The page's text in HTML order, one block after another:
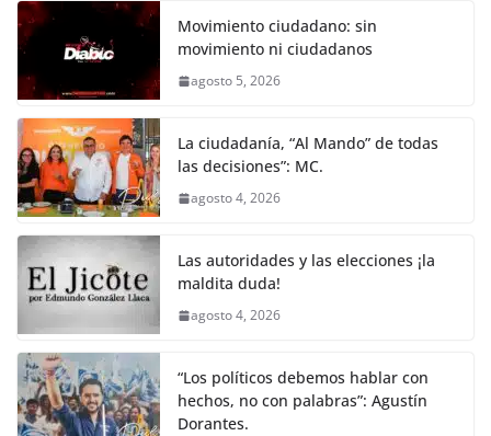
Movimiento ciudadano: sin
movimiento ni ciudadanos
agosto 5, 2026
La ciudadanía, “Al Mando” de todas
las decisiones”: MC.
agosto 4, 2026
Las autoridades y las elecciones ¡la
maldita duda!
agosto 4, 2026
“Los políticos debemos hablar con
hechos, no con palabras”: Agustín
Dorantes.